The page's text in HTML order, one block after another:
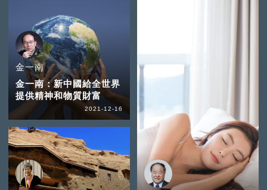
金一南
金一南：新中國給全世界
提供精神和物質財富
2021-12-16